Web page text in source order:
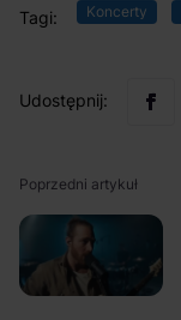
Tagi: Koncerty
Udostępnij:
Poprzedni artykuł